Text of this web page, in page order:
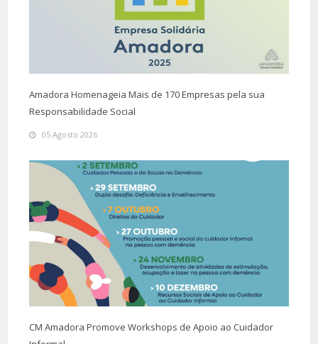
Amadora Homenageia Mais de 170 Empresas pela sua
Responsabilidade Social
05 Agosto 2026
CM Amadora Promove Workshops de Apoio ao Cuidador